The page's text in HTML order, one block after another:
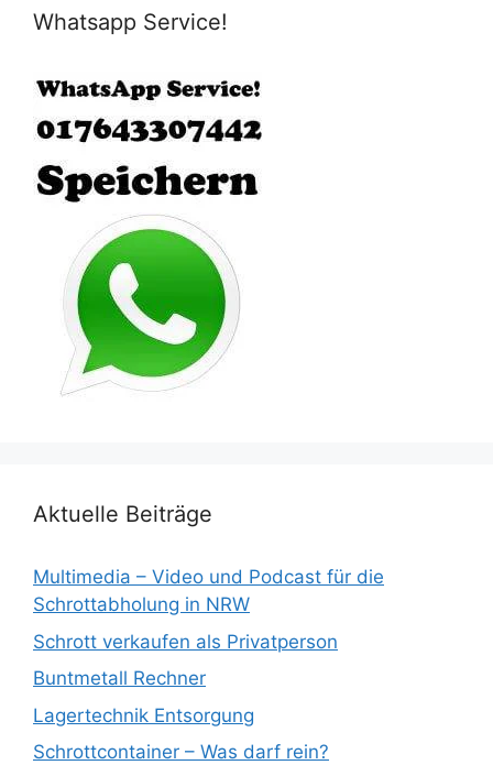
Whatsapp Service!
Aktuelle Beiträge
Multimedia – Video und Podcast für die
Schrottabholung in NRW
Schrott verkaufen als Privatperson
Buntmetall Rechner
Lagertechnik Entsorgung
Schrottcontainer – Was darf rein?